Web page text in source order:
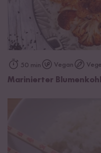
50 min Vegan
Marinierter